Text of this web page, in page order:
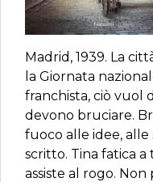
Madrid, 1939. La
la Giornata
franchista, ciò vuol
devono bruciare.
fuoco alle idee, alle
scritto. Tina fatica
assiste al rogo.